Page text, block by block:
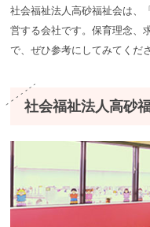
社会福祉法人高砂福祉会は、
営する会社です。保育理念、
で、ぜひ参考にしてみてくだ
社会福祉法人高砂